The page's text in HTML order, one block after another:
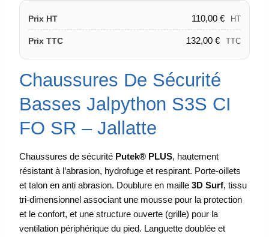
Prix HT 110,00 € HT
Prix TTC 132,00 € TTC
Chaussures De Sécurité
Basses Jalpython S3S CI
FO SR – Jallatte
Chaussures de sécurité Putek® PLUS, hautement
résistant à l’abrasion, hydrofuge et respirant. Porte-oillets
et talon en anti abrasion. Doublure en maille 3D Surf, tissu
tri-dimensionnel associant une mousse pour la protection
et le confort, et une structure ouverte (grille) pour la
ventilation périphérique du pied. Languette doublée et